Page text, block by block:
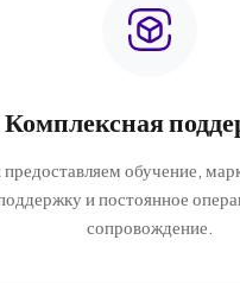
Комплексная
обучение,
и постоянное
сопровождение.